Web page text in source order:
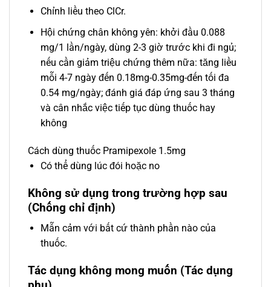
Chỉnh liều theo ClCr.
Hội chứng chân không yên: khởi đầu 0.088
mg/1 lần/ngày, dùng 2-3 giờ trước khi đi ngủ;
nếu cần giảm triệu chứng thêm nữa: tăng liều
mỗi 4-7 ngày đến 0.18mg-0.35mg-đến tối đa
0.54 mg/ngày; đánh giá đáp ứng sau 3 tháng
và cân nhắc việc tiếp tục dùng thuốc hay
không
Cách dùng thuốc Pramipexole 1.5mg
Có thể dùng lúc đói hoặc no
Không sử dụng trong trường hợp sau
(Chống chỉ định)
Mẫn cảm với bất cứ thành phần nào của
thuốc.
Tác dụng không mong muốn (Tác dụng